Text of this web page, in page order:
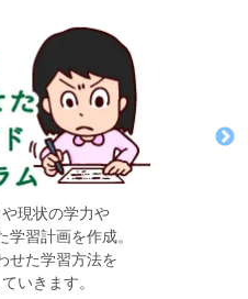
現状の学力や
学習計画を作成。
せた学習方法を
いきます。